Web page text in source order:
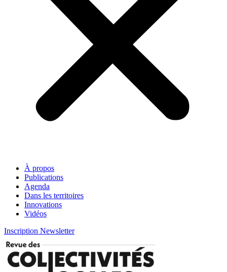
À propos
Publications
Agenda
Dans les territoires
Innovations
Vidéos
Inscription Newsletter